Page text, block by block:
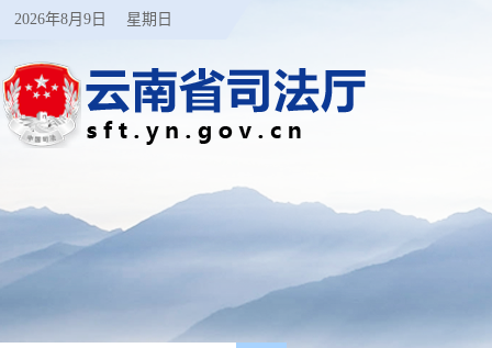
2026年8月9日 星期日